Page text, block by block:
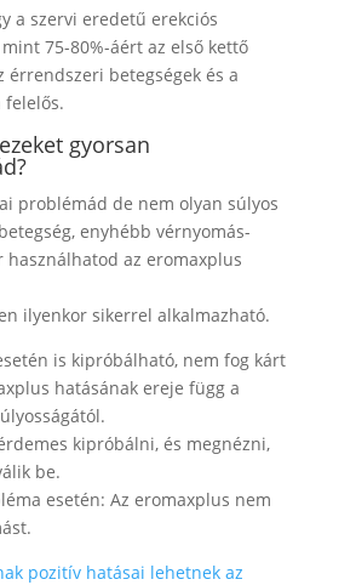
a szervi eredetű erekciós
75-80%-áért az első kettő
érrendszeri betegségek és a
felelős.
gyorsan
problémád de nem olyan súlyos
enyhébb vérnyomás-
használhatod az eromaxplus
ilyenkor sikerrel alkalmazható.
is kipróbálható, nem fog kárt
hatásának ereje függ a
kipróbálni, és megnézni,
be.
esetén: Az eromaxplus nem
pozitív hatásai lehetnek az